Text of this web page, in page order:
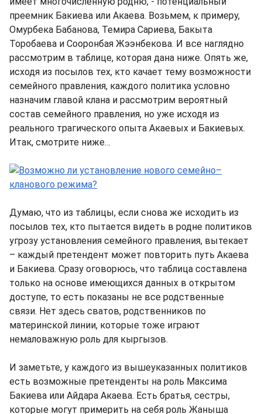
преемник Бакиева или Акаева. Возьмем, к примеру,
Омурбека Бабанова, Темира Сариева, Бакыта
Торобаева и Сооронбая Жээнбекова. И все наглядно
рассмотрим в таблице, которая дана ниже. Опять же,
исходя из посылов тех, кто качает тему возможности
семейного правления, каждого политика условно
назначим главой клана и рассмотрим вероятный
состав семейного правления, но уже исходя из
реального трагического опыта Акаевых и Бакиевых.
Итак, смотрите ниже…
Думаю, что из таблицы, если снова же исходить из
посылов тех, кто пытается видеть в родне политиков
угрозу установления семейного правления, вытекает
– каждый претендент может повторить путь Акаева
и Бакиева. Сразу оговорюсь, что таблица составлена
только на основе имеющихся данных в открытом
доступе, то есть показаны не все родственные
связи. Нет здесь сватов, родственников по
материнской линии, которые тоже играют
немаловажную роль для кыргызов.
И заметьте, у каждого из вышеуказанных политиков
есть возможные претенденты на роль Максима
Бакиева или Айдара Акаева. Есть братья, сестры,
которые могут примерить на себя роль Жаныша